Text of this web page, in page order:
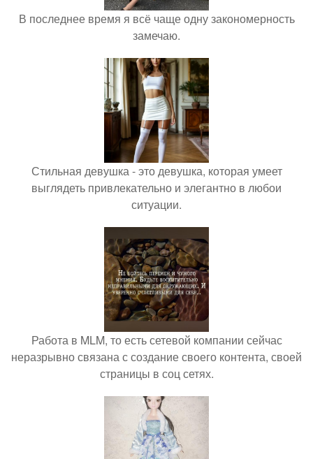
В последнее время я всё чаще одну закономерность
замечаю.
Стильная девушка - это девушка, которая умеет
выглядеть привлекательно и элегантно в любои
ситуации.
Работа в MLM, то есть сетевой компании сейчас
неразрывно связана с создание своего контента, своей
страницы в соц сетях.